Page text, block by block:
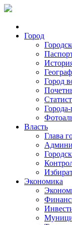
Город
Город
Власть
Глава
Экономика